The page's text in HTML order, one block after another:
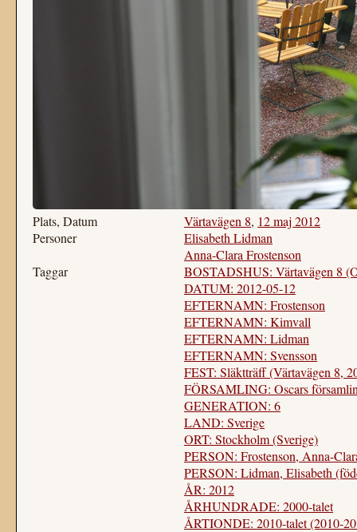
Plats, Datum Värtavägen 8, 12 maj 2012
Personer
Elisabeth Lidman
Anna-Clara Frostenson
Taggar
BOSTADSHUS: Värtavägen 8
DATUM: 2012-05-12
EFTERNAMN: Frostenson
EFTERNAMN: Kimvall
EFTERNAMN: Lidman
EFTERNAMN: Svensson
FEST: Släktträff (Värtavägen 8,
FÖRSAMLING: Oscars
GENERATION: 6
LAND: Sverige
ORT: Stockholm (Sverige)
PERSON: Frostenson, Anna-
PERSON: Lidman, Elisabeth
ÅR: 2012
ÅRHUNDRADE: 2000-talet
ÅRTIONDE: 2010-talet (2010-